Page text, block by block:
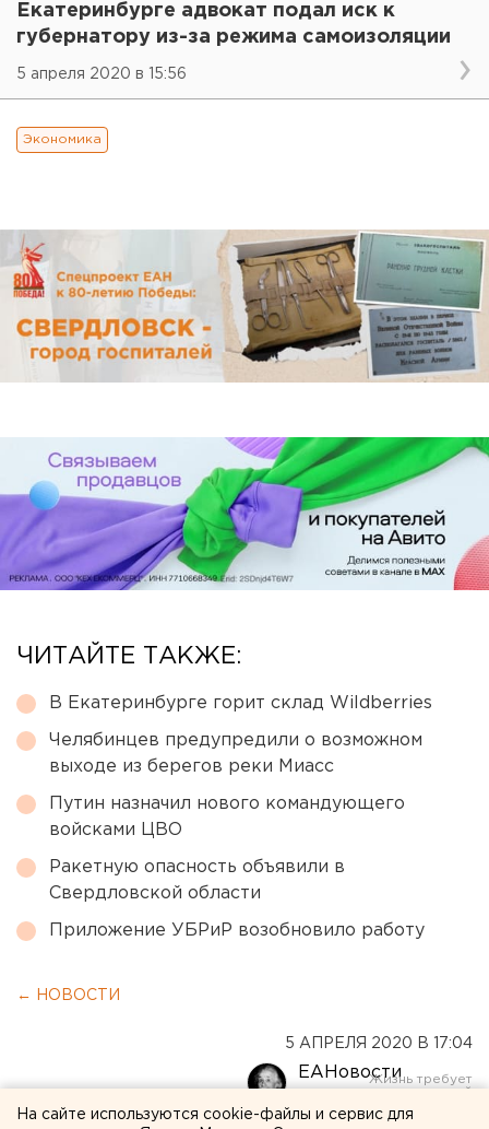
Екатеринбурге адвокат подал иск к
губернатору из-за режима самоизоляции
5 апреля 2020 в 15:56
Экономика
ЧИТАЙТЕ ТАКЖЕ:
В Екатеринбурге горит склад Wildberries
Челябинцев предупредили о возможном
выходе из берегов реки Миасс
Путин назначил нового командующего
войсками ЦВО
Ракетную опасность объявили в
Свердловской области
Приложение УБРиР возобновило работу
← НОВОСТИ
5 АПРЕЛЯ 2020 В 17:04
ЕАНовости
На сайте используются cookie-файлы и сервис для